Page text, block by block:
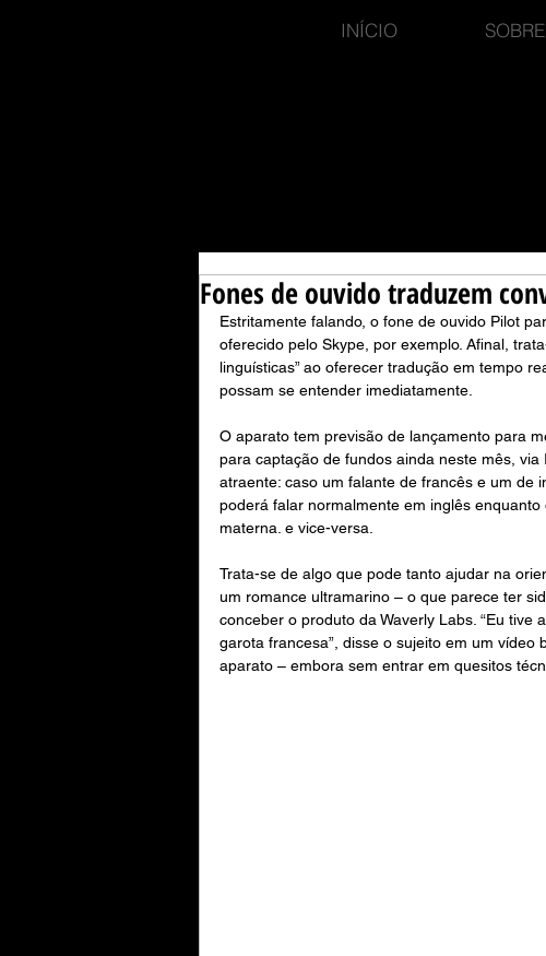
INÍCIO SOBRE
Fones de ouvido traduzem
Estritamente falando, o fone de ouvido Pilot
oferecido pelo Skype, por exemplo. Afinal,
linguísticas” ao oferecer tradução em tempo
possam se entender imediatamente.
O aparato tem previsão de lançamento para
para captação de fundos ainda neste mês,
atraente: caso um falante de francês e um de
poderá falar normalmente em inglês
materna. e vice-versa.
Trata-se de algo que pode tanto ajudar na
um romance ultramarino – o que parece ter
conceber o produto da Waverly Labs. “Eu
garota francesa”, disse o sujeito em um
aparato – embora sem entrar em quesitos